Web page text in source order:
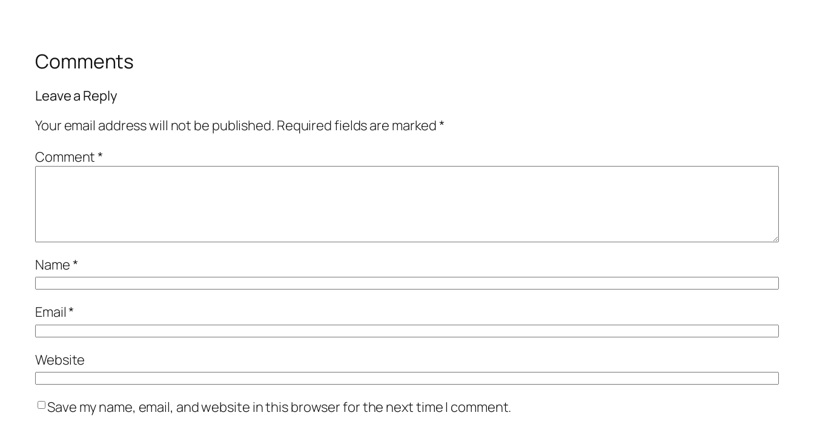
Comments
Leave a Reply
Your email address will not be published. Required fields are marked*
Comment*
Name*
Email*
Website
Save my name, email, and website in this browser for the next time I comment.